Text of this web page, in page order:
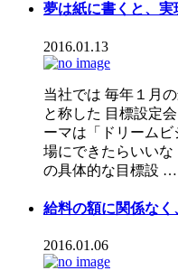
夢は紙に書くと、実
2016.01.13
当社では 毎年１月
と称した 目標設定
ーマは「ドリーム
場にできたらいい
の具体的な目標設 …
給料の額に関係な
2016.01.06